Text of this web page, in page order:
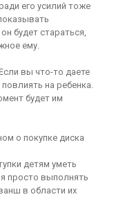
его усилий тоже
будет стараться,
ему.
вы что-то даете
на ребенка.
будет им
о покупке диска
детям уметь
просто выполнять
в области их